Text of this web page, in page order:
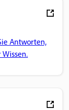
Antworten,